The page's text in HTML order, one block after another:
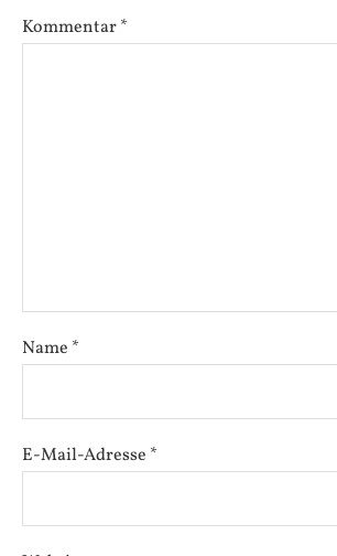
Kommentar*
Name *
E-Mail-Adresse *